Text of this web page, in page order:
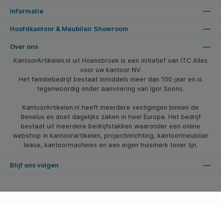
Informatie
Hoofdkantoor & Meubilair Showroom
Over ons
KantoorArtikelen.nl uit Hoensbroek is een initiatief van ITC Alles
voor uw kantoor NV.
Het familiebedrijf bestaat inmiddels meer dan 100 jaar en is
tegenwoordig onder aanvoering van Igor Soons.
KantoorArtikelen.nl heeft meerdere vestigingen binnen de
Benelux en doet dagelijks zaken in heel Europa. Het bedrijf
bestaat uit meerdere bedrijfstakken waaronder een online
webshop in kantoorartikelen, projectinrichting, kantoormeubilair
lease, kantoormachines en een eigen huismerk toner lijn.
Blijf ons volgen